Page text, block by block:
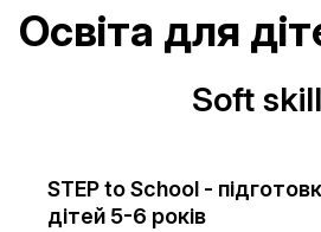
Освіта для
Soft
STEP to School -
дітей 5-6 років